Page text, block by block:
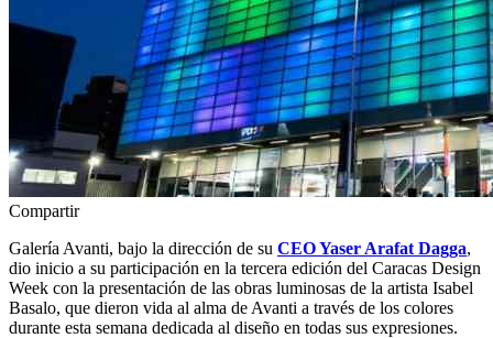
Compartir
Galería Avanti, bajo la dirección de su CEO Yaser Arafat Dagga,
dio inicio a su participación en la tercera edición del Caracas Design
Week con la presentación de las obras luminosas de la artista Isabel
Basalo, que dieron vida al alma de Avanti a través de los colores
durante esta semana dedicada al diseño en todas sus expresiones.